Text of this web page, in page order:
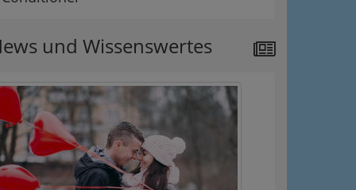
und Wissenswertes